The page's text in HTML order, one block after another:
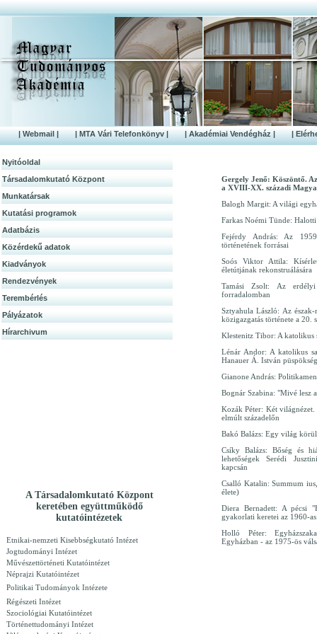
| Webmail | | MTA Vári Telefonkönyv | | Akadémiai Vendégház | |
Nyitóoldal
Társadalomkutató Központ
Munkatársak
Kutatási programok
Adatbázis
Közérdek­ű adatok
Kiadványok
Rendezvények
Terembérlés
Pályázatok
Hírarchivum
A Társadalomkutató Központ
keretében együttműködő
kutatóintézetek
Etnikai-nemzeti Kisebbségkutató Intézet
Jogtudományi Intézet
Művészettörténeti Kutatóintézet
Néprajzi Kutatóintézet
Politikai Tudományok Intézete
Régészeti Intézet
Szociológiai Kutatóintézet
Történettudományi Intézet
Gergely Jenő: Köszöntő.
a XVIII-XX. századi
Balogh Margit: A világi
Farkas Noémi Tünde:
Fejérdy András: Az
történetének forrásai
Soós Viktor Attila:
életútjának rekonstruálására
Tamási Zsolt: Az
forradalomban
Sztyahula László: Az
közigazgatás története a 20.
Klestenitz Tibor: A katolikus
Lénár Andor: A katolikus
Hanauer Á. István
Gianone András:
Bognár Szabina: "Mivé lesz
Kozák Péter: Két világnézet.
elmúlt századelőn
Bakó Balázs: Egy világ
Csíky Balázs: Bőség és
lehetőségek Serédi
kapcsán
Csalló Katalin: Summum
élete)
Diera Bernadett: A pécsi
gyakorlati keretei az 1960-
Holló Péter:
Egyházban - az 1975-ös